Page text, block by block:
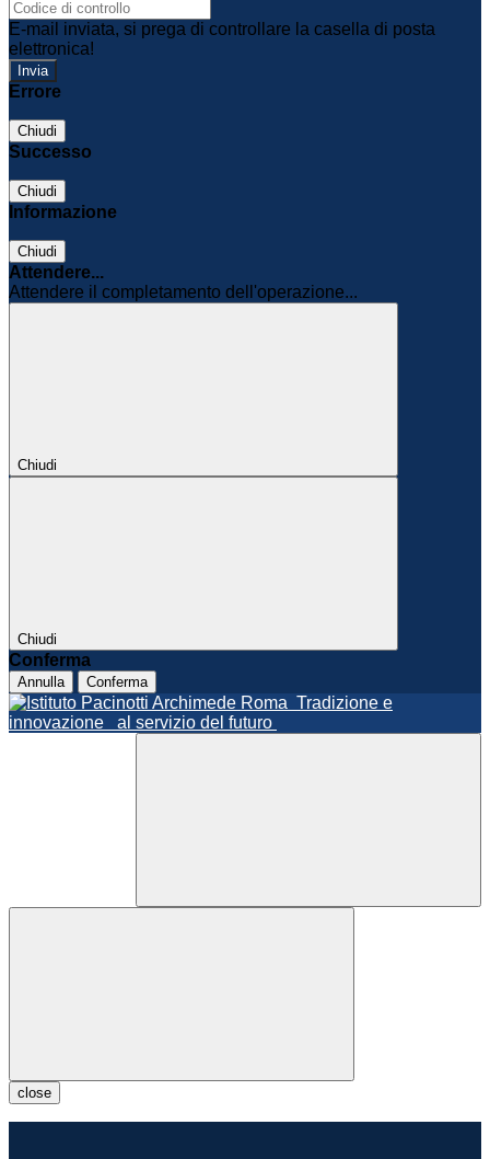
E-mail inviata, si prega di controllare la casella di posta
elettronica!
Errore
Chiudi
Successo
Chiudi
Informazione
Chiudi
Attendere...
Attendere il completamento dell'operazione...
Chiudi
Chiudi
Conferma
Annulla Conferma
Roma Tradizione e
innovazione
al servizio del futuro
close